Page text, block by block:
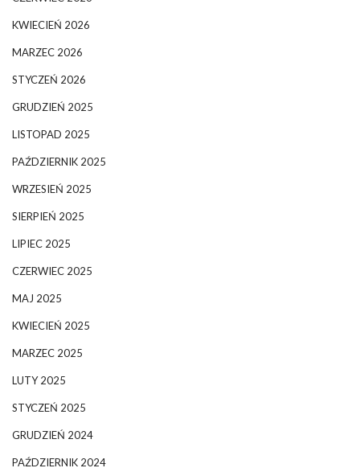
KWIECIEŃ 2026
MARZEC 2026
STYCZEŃ 2026
GRUDZIEŃ 2025
LISTOPAD 2025
PAŹDZIERNIK 2025
WRZESIEŃ 2025
SIERPIEŃ 2025
LIPIEC 2025
CZERWIEC 2025
MAJ 2025
KWIECIEŃ 2025
MARZEC 2025
LUTY 2025
STYCZEŃ 2025
GRUDZIEŃ 2024
PAŹDZIERNIK 2024